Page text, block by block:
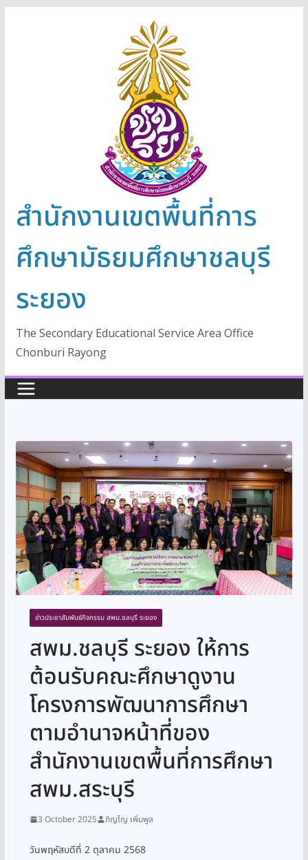
สำนักงานเขตพื้นที่การ
ศึกษามัธยมศึกษาชลบุรี
ระยอง
The Secondary Educational Service Area Office
Chonburi Rayong
ข่าวประชาสัมพันธ์กิจกรรม สพม.ชลบุรี ระยอง
สพม.ชลบุรี ระยอง ให้การ
ต้อนรับคณะศึกษาดูงาน
โครงการพัฒนาการศึกษา
ตามอำนาจหน้าที่ของ
สำนักงานเขตพื้นที่การศึกษา
สพม.สระบุรี
3 October 2025 ภิญโญ เพิ่มพูล
วันพฤหัสบดีที่ 2 ตุลาคม 2568